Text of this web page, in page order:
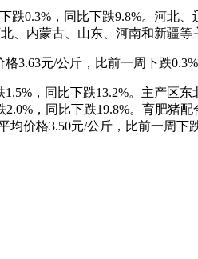
跌0.3%，同比下跌9.8%。河北
、内蒙古、山东、河南和新疆等
3.63元/公斤，比前一周下跌0.3%
，同比下跌13.2%。主产区
，同比下跌19.8%。育肥猪
价格3.50元/公斤，比前一周下